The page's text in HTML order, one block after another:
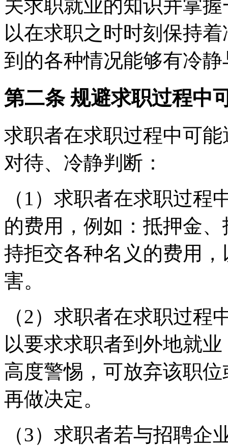
关求职就业的知识并掌
以在求职之时时刻保持
到的各种情况能够有冷
第二条 规避求职过程中
求职者在求职过程中可
对待、冷静判断：
（1）求职者在求职过
的费用，例如：抵押金
持拒交各种名义的费用
害。
（2）求职者在求职过
以要求求职者到外地就
高度警惕，可放弃该职
再做决定。
（3）求职者若与招聘